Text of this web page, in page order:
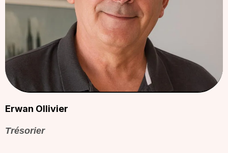
Erwan Ollivier
Trésorier